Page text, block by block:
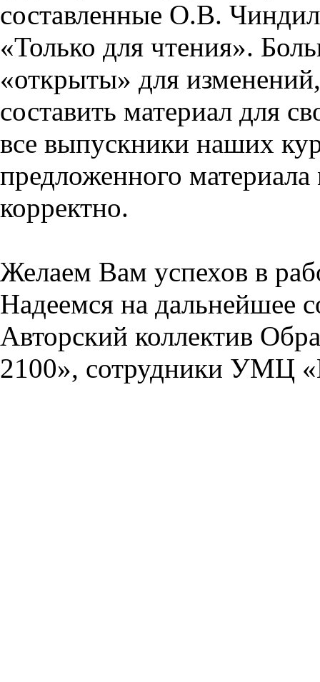
составленные О.В.
«Только для чтения».
«открыты» для
составить материал для
все выпускники наших
предложенного
корректно.
Желаем Вам успехов в
Надеемся на дальнейшее
Авторский коллектив
2100», сотрудники УМЦ